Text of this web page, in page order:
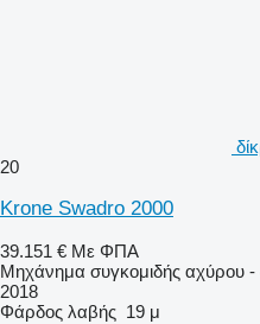
20
Krone Swadro 2000
39.151 € Με ΦΠΑ
Μηχάνημα συγκομιδής αχύρου -
2018
Φάρδος λαβής 19 μ